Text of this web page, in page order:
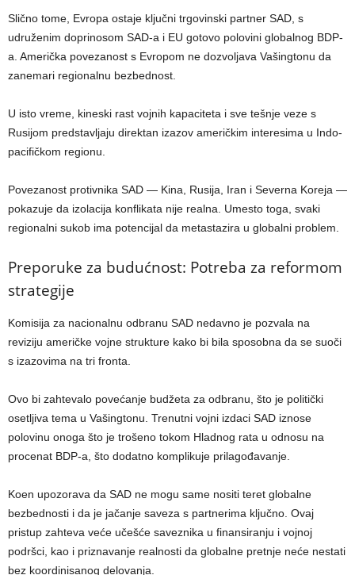
Slično tome, Evropa ostaje ključni trgovinski partner SAD, s
udruženim doprinosom SAD-a i EU gotovo polovini globalnog BDP-
a. Američka povezanost s Evropom ne dozvoljava Vašingtonu da
zanemari regionalnu bezbednost.
U isto vreme, kineski rast vojnih kapaciteta i sve tešnje veze s
Rusijom predstavljaju direktan izazov američkim interesima u Indo-
pacifičkom regionu.
Povezanost protivnika SAD — Kina, Rusija, Iran i Severna Koreja —
pokazuje da izolacija konflikata nije realna. Umesto toga, svaki
regionalni sukob ima potencijal da metastazira u globalni problem.
Preporuke za budućnost: Potreba za reformom
strategije
Komisija za nacionalnu odbranu SAD nedavno je pozvala na
reviziju američke vojne strukture kako bi bila sposobna da se suoči
s izazovima na tri fronta.
Ovo bi zahtevalo povećanje budžeta za odbranu, što je politički
osetljiva tema u Vašingtonu. Trenutni vojni izdaci SAD iznose
polovinu onoga što je trošeno tokom Hladnog rata u odnosu na
procenat BDP-a, što dodatno komplikuje prilagođavanje.
Koen upozorava da SAD ne mogu same nositi teret globalne
bezbednosti i da je jačanje saveza s partnerima ključno. Ovaj
pristup zahteva veće učešće saveznika u finansiranju i vojnoj
podršci, kao i priznavanje realnosti da globalne pretnje neće nestati
bez koordinisanog delovanja.